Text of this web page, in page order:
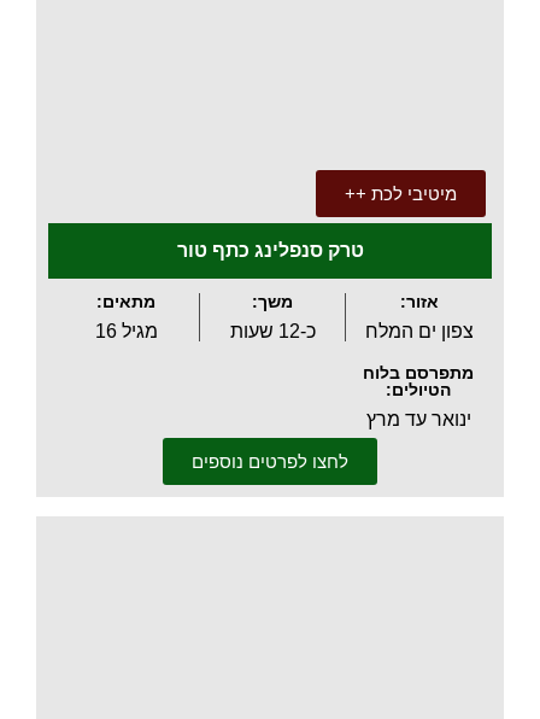
מיטיבי לכת ++
טרק סנפלינג כתף טור
אזור:
צפון ים המלח
משך:
כ-12 שעות
מתאים:
מגיל 16
מתפרסם בלוח
הטיולים:
ינואר עד מרץ
לחצו לפרטים נוספים